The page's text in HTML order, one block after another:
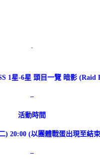
-
1星-6星 頭目一覽 暗影 (Raid
–
活動時間
) 20:00 (以團體戰蛋出現至結
–